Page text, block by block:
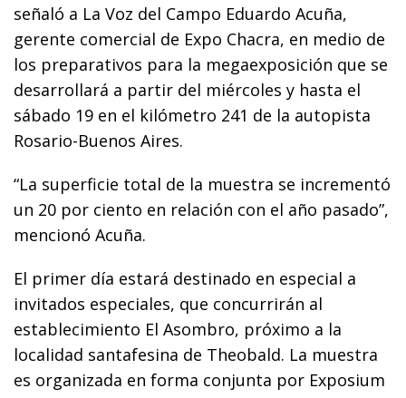
señaló a La Voz del Campo Eduardo Acuña,
gerente comercial de Expo Chacra, en medio de
los preparativos para la megaexposición que se
desarrollará a partir del miércoles y hasta el
sábado 19 en el kilómetro 241 de la autopista
Rosario-Buenos Aires.
“La superficie total de la muestra se incrementó
un 20 por ciento en relación con el año pasado”,
mencionó Acuña.
El primer día estará destinado en especial a
invitados especiales, que concurrirán al
establecimiento El Asombro, próximo a la
localidad santafesina de Theobald. La muestra
es organizada en forma conjunta por Exposium